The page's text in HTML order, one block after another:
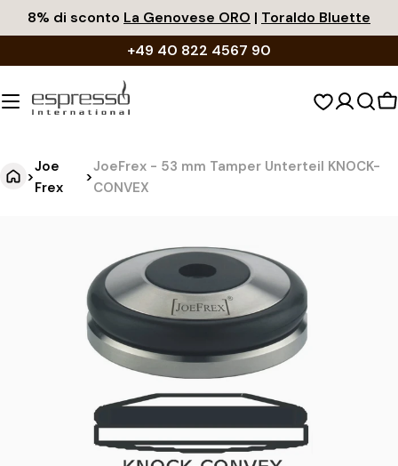
Inhalt
8% di sconto La Genovese ORO | Toraldo Bluette
+49 40 822 4567 90
>
Joe
Frex
>
JoeFrex - 53 mm Tamper Unterteil KNOCK-
CONVEX
Produktinformationen